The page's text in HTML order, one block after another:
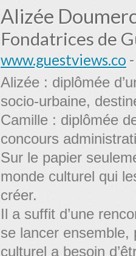
Alizée
Fondatrices de
www.guestviews.co
Alizée : diplômée
socio-urbaine,
Camille : diplômée
concours
Sur le papier
monde culturel qui
créer.
Il a suffit d’une
se lancer
culturel a besoin